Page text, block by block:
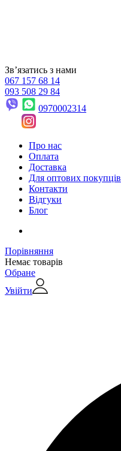
Звʼязатись з нами
067 157 68 14
093 508 29 84
0970002314
Про нас
Оплата
Доставка
Для оптових покупців
Контакти
Відгуки
Блог
Порівняння
Немає товарів
Обране
Увійти